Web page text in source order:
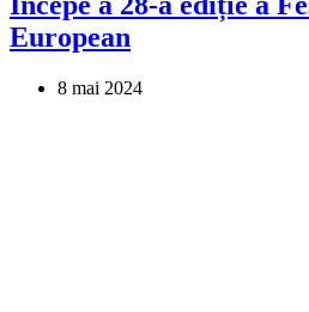
European
8 mai 2024